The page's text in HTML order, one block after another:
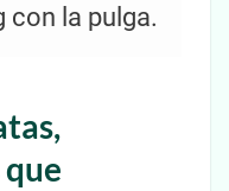
con la pulga.